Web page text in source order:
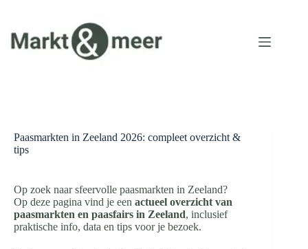
de
inhoud
Paasmarkten in Zeeland 2026: compleet overzicht &
tips
Op zoek naar sfeervolle paasmarkten in Zeeland?
Op deze pagina vind je een actueel overzicht van
paasmarkten en paasfairs in Zeeland, inclusief
praktische info, data en tips voor je bezoek.